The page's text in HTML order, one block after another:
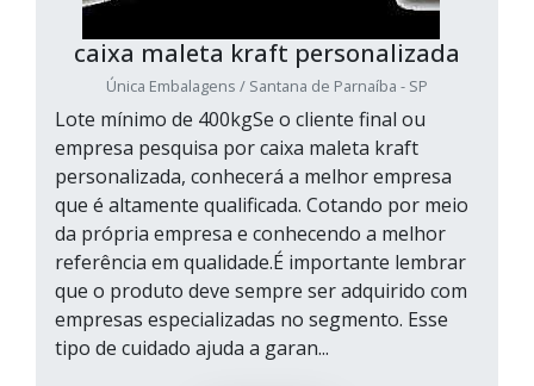
caixa maleta kraft personalizada
Única Embalagens / Santana de Parnaíba - SP
Lote mínimo de 400kgSe o cliente final ou
empresa pesquisa por caixa maleta kraft
personalizada, conhecerá a melhor empresa
que é altamente qualificada. Cotando por meio
da própria empresa e conhecendo a melhor
referência em qualidade.É importante lembrar
que o produto deve sempre ser adquirido com
empresas especializadas no segmento. Esse
tipo de cuidado ajuda a garan...